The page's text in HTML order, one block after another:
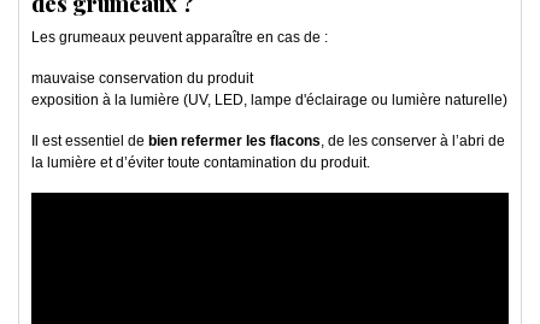
Les grumeaux peuvent apparaître en cas de :
mauvaise conservation du produit
exposition à la lumière (UV, LED, lampe d'éclairage ou lumière naturelle)
Il est essentiel de bien refermer les flacons, de les conserver à l’abri de
la lumière et d’éviter toute contamination du produit.